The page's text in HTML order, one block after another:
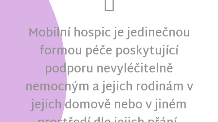
Mobilní hospic je jedinečnou
formou péče poskytující
podporu nevyléčitelně
nemocným a jejich rodinám v
jejich domově nebo v jiném